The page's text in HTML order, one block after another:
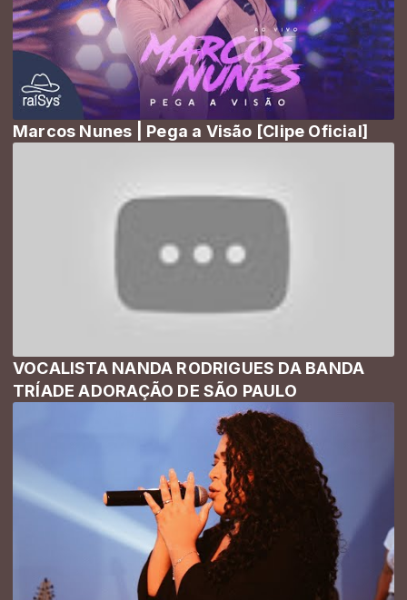
Marcos Nunes | Pega a Visão [Clipe Oficial]
VOCALISTA NANDA RODRIGUES DA BANDA
TRÍADE ADORAÇÃO DE SÃO PAULO